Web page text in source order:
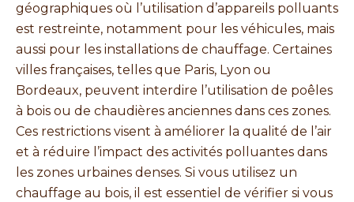
géographiques où l’utilisation d’appareils polluants
est restreinte, notamment pour les véhicules, mais
aussi pour les installations de chauffage. Certaines
villes françaises, telles que Paris, Lyon ou
Bordeaux, peuvent interdire l’utilisation de poêles
à bois ou de chaudières anciennes dans ces zones.
Ces restrictions visent à améliorer la qualité de l’air
et à réduire l’impact des activités polluantes dans
les zones urbaines denses. Si vous utilisez un
chauffage au bois, il est essentiel de vérifier si vous